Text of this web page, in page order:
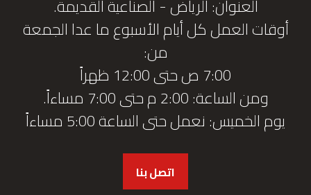
العنوان: الرياض - الصناعية القديمة.
أوقات العمل كل أيام الأسبوع ما عدا الجمعة
من:
7:00 ص حتى 12:00 ظهراً
ومن الساعة: 2:00 م حتى 7:00 مساءاً.
يوم الخميس: نعمل حتى الساعة 5:00 مساءاً
اتصل بنا